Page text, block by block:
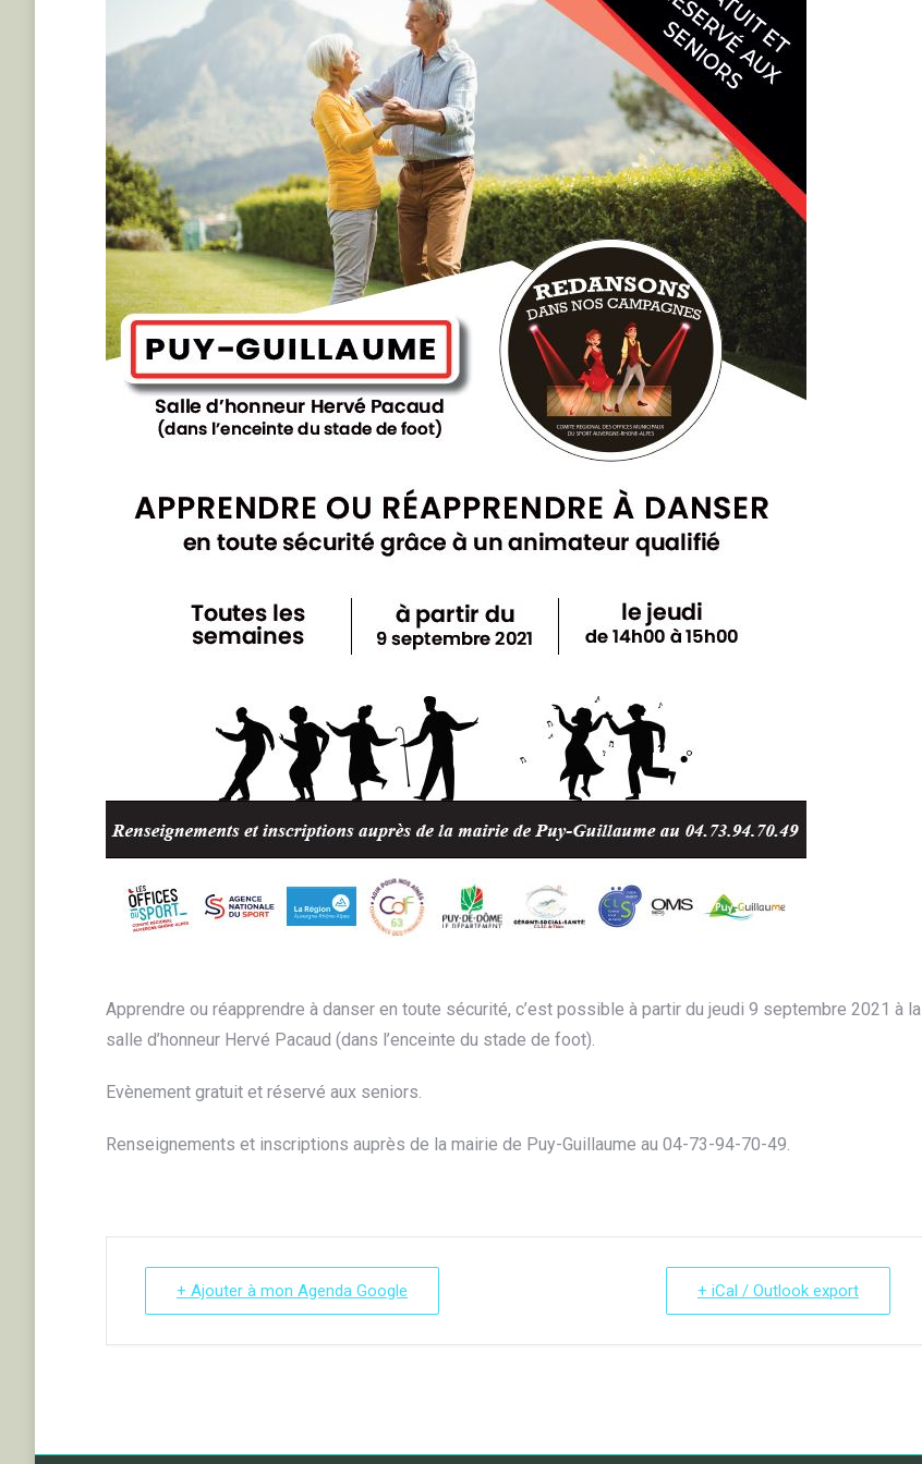
Apprendre ou réapprendre à danser en toute sécurité, c’est possible à partir du jeudi 9 septembre 2021 à la
salle d’honneur Hervé Pacaud (dans l’enceinte du stade de foot).
Evènement gratuit et réservé aux seniors.
Renseignements et inscriptions auprès de la mairie de Puy-Guillaume au 04-73-94-70-49.
+ Ajouter à mon Agenda Google + iCal / Outlook export